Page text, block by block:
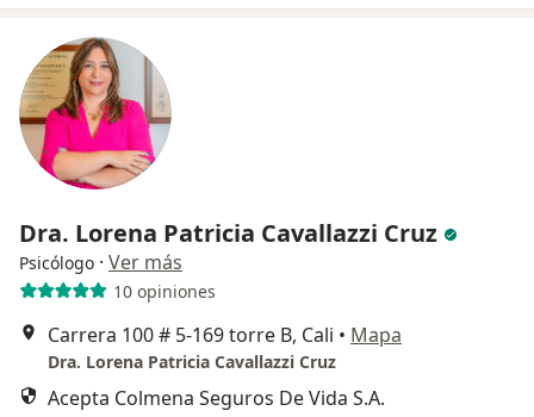
Dra. Lorena Patricia Cavallazzi Cruz
Psicólogo · Ver más
10 opiniones
Carrera 100 # 5-169 torre B, Cali • Mapa
Dra. Lorena Patricia Cavallazzi Cruz
Acepta Colmena Seguros De Vida S.A.